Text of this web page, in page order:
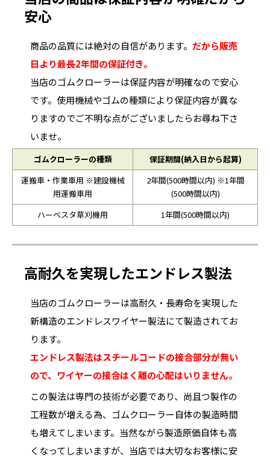
安心
商品の品質には絶対の自信があります。 だから販売
日より最長2年間の保証付き。
当店のゴムクローラーは保証内容が明確なので安心
です。使用機械やゴムの種類により保証内容が異な
りますのでご不明な点がございましたらお尋ね下さ
いませ。
ゴムクローラーの種類
保証期間(納入日から起算)
運搬車・作業車用 ※建設機械
用運搬車用
2年間(500時間以内) ※1年間
(500時間以内)
ハーベスタ草刈機用
1年間(500時間以内)
高耐久を実現したエンドレス製法
当店のゴムクローラーは高耐久・長寿命を実現した
新構造のエンドレスワイヤー製法にて製造されてお
ります。
エンドレス製法はスチールコードの接合部分が無い
ので、ワイヤーの接合はく離の心配はいりません。
この製法は専門の技術が必要であり、尚且つ製作の
工程数が増える為、ゴムクローラー自体の製造時間
も増えてしまいます。当然ながら製造原価自体も高
くなってしまいますが、当店では大切なお客様に安